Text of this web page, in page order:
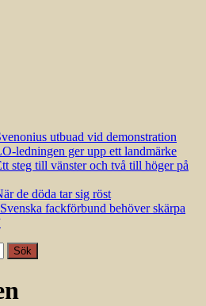
utbuad vid demonstration
ledningen ger upp ett landmärke
steg till vänster och två till höger på
de döda tar sig röst
fackförbund behöver skärpa